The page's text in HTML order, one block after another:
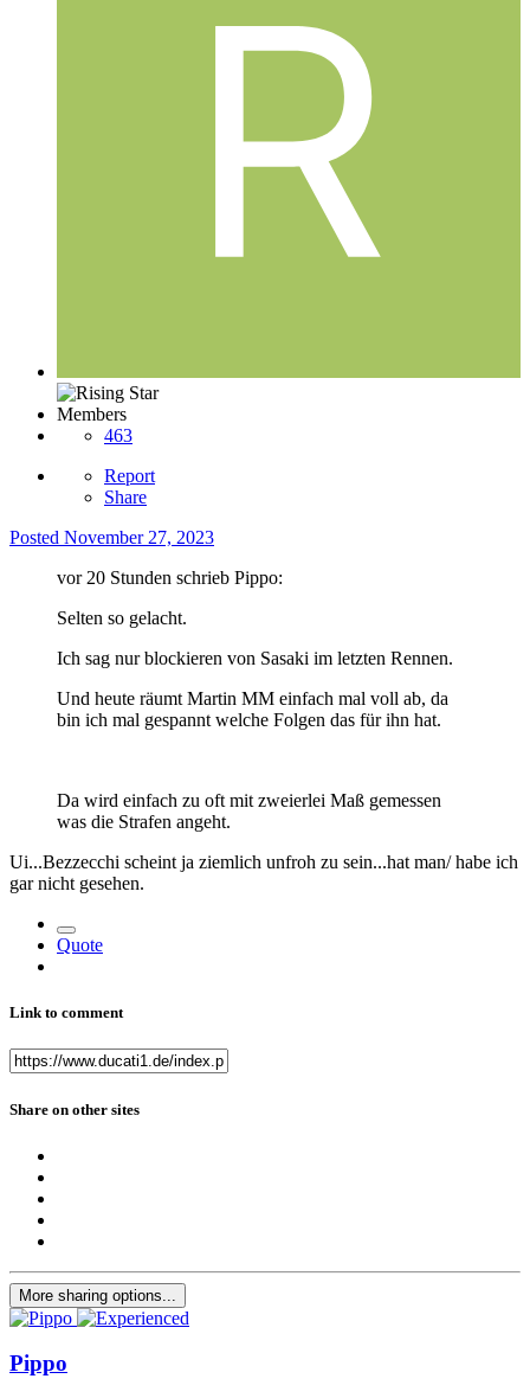
Members
463
Report
Share
Posted November 27, 2023
vor 20 Stunden schrieb Pippo:
Selten so gelacht.
Ich sag nur blockieren von Sasaki im letzten Rennen.
Und heute räumt Martin MM einfach mal voll ab, da
bin ich mal gespannt welche Folgen das für ihn hat.
Da wird einfach zu oft mit zweierlei Maß gemessen
was die Strafen angeht.
Ui...Bezzecchi scheint ja ziemlich unfroh zu sein...hat man/ habe ich
gar nicht gesehen.
Quote
Link to comment
Share on other sites
More sharing options...
Pippo